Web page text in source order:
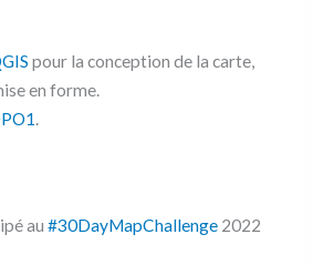
pour la conception de la carte,
en forme.
.
au #30DayMapChallenge2022